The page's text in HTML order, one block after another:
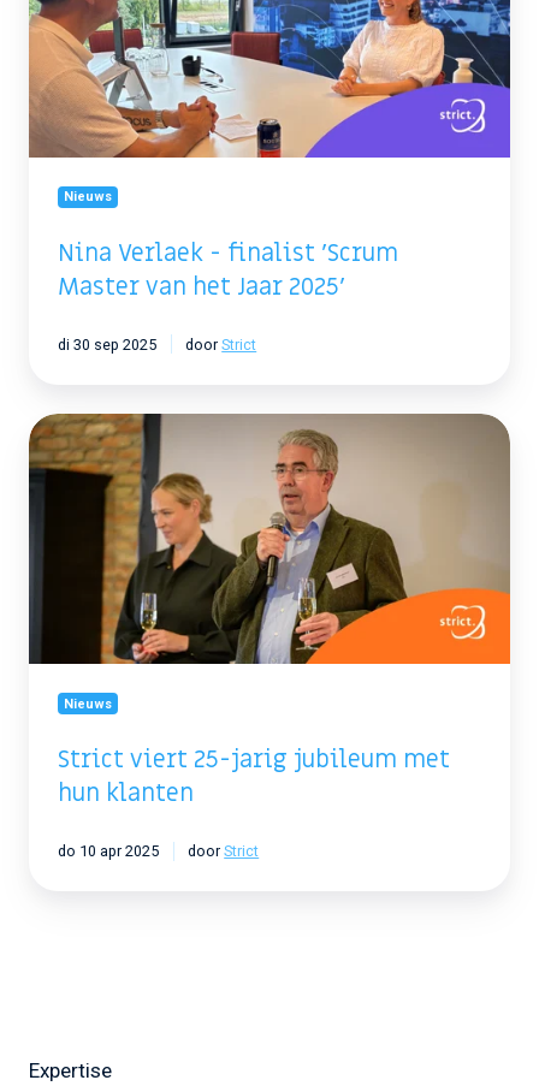
'Scrum
Master
het
Jaar
2025'
Nieuws
Nina Verlaek - finalist 'Scrum
Master van het Jaar 2025'
di 30 sep 2025 doorStrict
Strict
viert
25-
Nieuws
Strict viert 25-jarig jubileum met
hun klanten
do 10 apr 2025 doorStrict
Expertise